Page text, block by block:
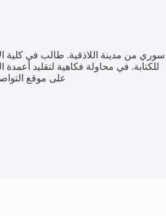
سوري من مدينة اللاذقية. طالب في كلية
للكتابة. في محاولة فكاهية لتقليد
على موقع